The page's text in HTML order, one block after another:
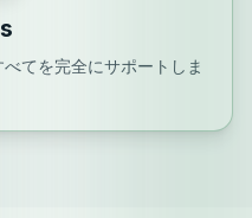
てを完全にサポートしま